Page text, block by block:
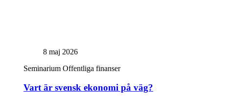
8 maj 2026
Seminarium Offentliga finanser
Vart är svensk ekonomi på väg?